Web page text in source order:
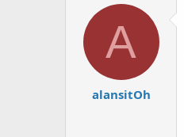
c
i
n
A
alansitOh